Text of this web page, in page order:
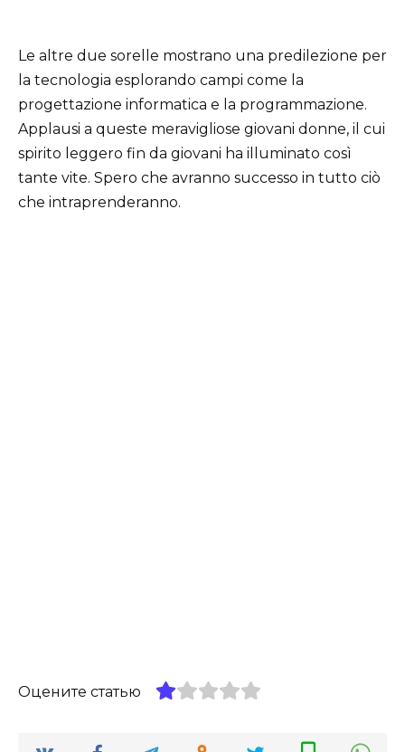
Le altre due sorelle mostrano una predilezione per
la tecnologia esplorando campi come la
progettazione informatica e la programmazione.
Applausi a queste meravigliose giovani donne, il cui
spirito leggero fin da giovani ha illuminato così
tante vite. Spero che avranno successo in tutto ciò
che intraprenderanno.
Оцените статью